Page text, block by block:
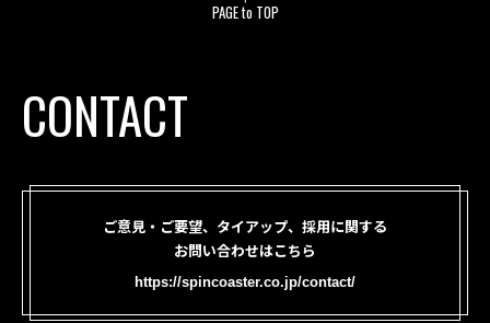
PAGE to TOP
CONTACT
ご意見・ご要望、タイアップ、採用に関する
お問い合わせはこちら
https://spincoaster.co.jp/contact/